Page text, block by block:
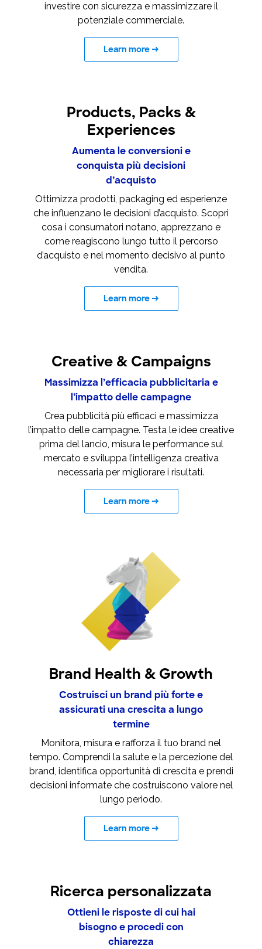
investire con sicurezza e massimizzare il
potenziale commerciale.
Learn more →
Products, Packs &
Experiences
Aumenta le conversioni e
conquista più decisioni
d’acquisto
Ottimizza prodotti, packaging ed esperienze
che influenzano le decisioni d’acquisto. Scopri
cosa i consumatori notano, apprezzano e
come reagiscono lungo tutto il percorso
d’acquisto e nel momento decisivo al punto
vendita.
Learn more →
Creative & Campaigns
Massimizza l’efficacia pubblicitaria e
l’impatto delle campagne
Crea pubblicità più efficaci e massimizza
l’impatto delle campagne. Testa le idee creative
prima del lancio, misura le performance sul
mercato e sviluppa l’intelligenza creativa
necessaria per migliorare i risultati.
Learn more →
Brand Health & Growth
Costruisci un brand più forte e
assicurati una crescita a lungo
termine
Monitora, misura e rafforza il tuo brand nel
tempo. Comprendi la salute e la percezione del
brand, identifica opportunità di crescita e prendi
decisioni informate che costruiscono valore nel
lungo periodo.
Learn more →
Ricerca personalizzata
Ottieni le risposte di cui hai
bisogno e procedi con
chiarezza